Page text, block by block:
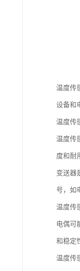
温度传
设备和
温度传
温度传
度和耐
变送器
号，如
温度传
电偶可
和稳定
温度传